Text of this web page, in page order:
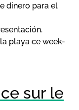
dinero para el
playa ce week-
sur le